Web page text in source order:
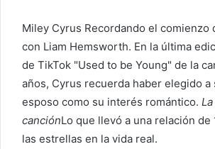
r
u
n
c
o
Miley Cyrus Recordando el comienzo
con Liam Hemsworth. En la última
de TikTok "Used to be Young" de la
años, Cyrus recuerda haber elegido a
esposo como su interés romántico.
canciónLo que llevó a una relación de
las estrellas en la vida real.